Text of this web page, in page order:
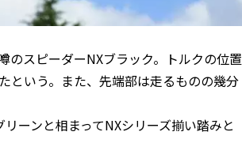
のスピーダーNXブラック。トルクの位置
という。また、先端部は走るものの幾分
ーンと相まってNXシリーズ揃い踏みと